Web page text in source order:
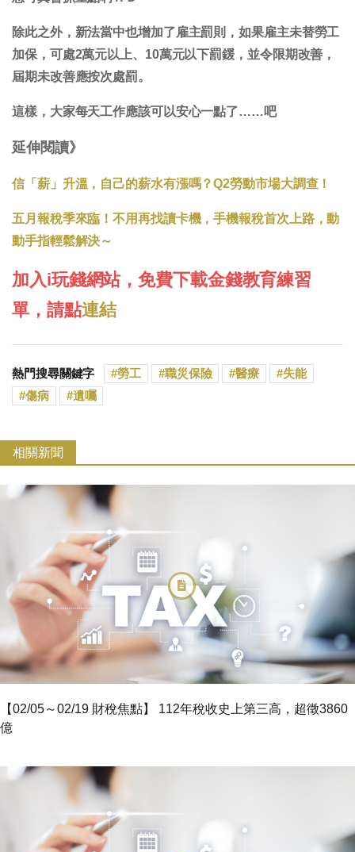
除此之外，新法當中也增加了雇主罰則，如果雇主未替勞工
加保，可處2萬元以上、10萬元以下罰鍰，並令限期改善，
屆期未改善應按次處罰。
這樣，大家每天工作應該可以安心一點了……吧
延伸閱讀》
信「薪」升溫，自己的薪水有漲嗎？Q2勞動市場大調查！
五月報稅季來臨！不用再找讀卡機，手機報稅首次上路，動
動手指輕鬆解決～
加入i玩錢網站，免費下載金錢教育練習
單，請點連結
熱門搜尋關鍵字 勞工 職災保險 醫療
失能
傷病
遺囑
相關新聞
【02/05～02/19 財稅焦點】 112年稅收史上第三高，超徵3860
億